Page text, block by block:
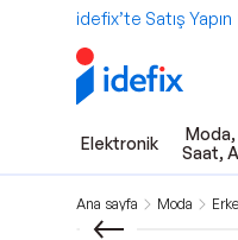
idefix’te Satış Yapın
Elektronik
Saat,
Ana sayfa Moda